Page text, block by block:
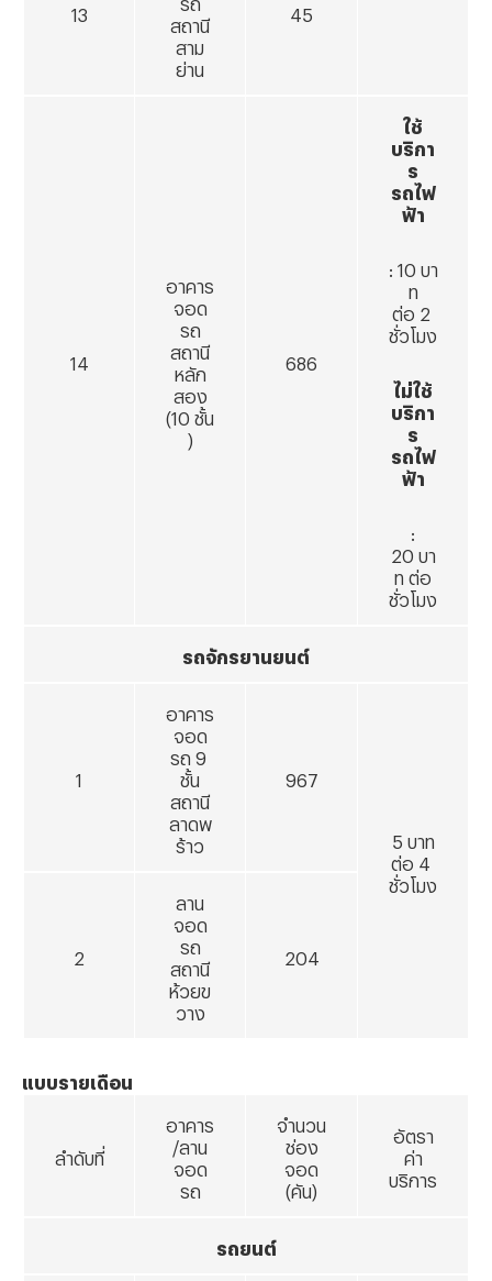
13
สถานี
สาม
ย่าน
45
14
อาคาร
จอด
รถ
สถานี
หลัก
สอง
(10 ชั้น
)
686
ใช้
บริกา
ร
รถไฟ
ฟ้า
: 10 บา
ท
ต่อ 2
ชั่วโมง
ไม่ใช้
บริกา
ร
รถไฟ
ฟ้า
:
20 บา
ท ต่อ
ชั่วโมง
รถจักรยานยนต์
1
อาคาร
จอด
รถ 9
ชั้น
สถานี
ลาดพ
ร้าว
967
5 บาท
ต่อ 4
ชั่วโมง
2
ลาน
จอด
รถ
สถานี
ห้วยข
วาง
204
แบบรายเดือน
ลำดับที่
อาคาร
/ลาน
จอด
รถ
จำนวน
ช่อง
จอด
(คัน)
อัตรา
ค่า
บริการ
รถยนต์